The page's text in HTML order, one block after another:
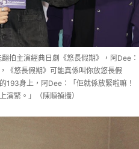
拍主演經典日劇《悠長假期》，阿Dee：
《悠長假期》可能真係叫你放悠長假
193身上，阿Dee：「佢就係放緊啦嘛！
演緊。」（陳順禎攝）